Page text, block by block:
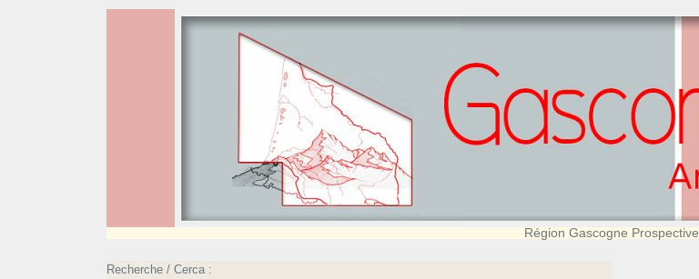
Région Gascogne Prospective
Recherche / Cerca :